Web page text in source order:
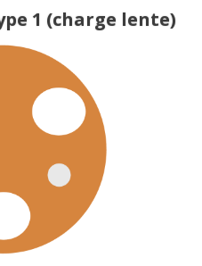
1 (charge lente)